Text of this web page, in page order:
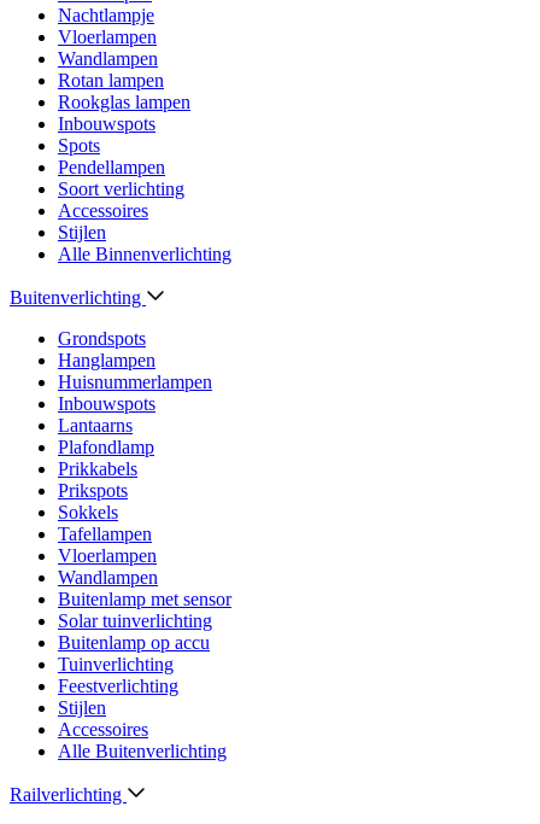
Nachtlampje
Vloerlampen
Wandlampen
Rotan lampen
Rookglas lampen
Inbouwspots
Spots
Pendellampen
Soort verlichting
Accessoires
Stijlen
Alle Binnenverlichting
Buitenverlichting
Grondspots
Hanglampen
Huisnummerlampen
Inbouwspots
Lantaarns
Plafondlamp
Prikkabels
Prikspots
Sokkels
Tafellampen
Vloerlampen
Wandlampen
Buitenlamp met sensor
Solar tuinverlichting
Buitenlamp op accu
Tuinverlichting
Feestverlichting
Stijlen
Accessoires
Alle Buitenverlichting
Railverlichting